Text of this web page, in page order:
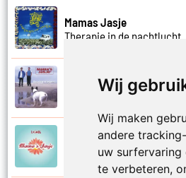
Wij
Wij maken
andere
uw
te verbeteren,
Mamas Jasje
Therapie in de nachtlucht
Mamas Jasje
Thuis ben
Mamas Jasje